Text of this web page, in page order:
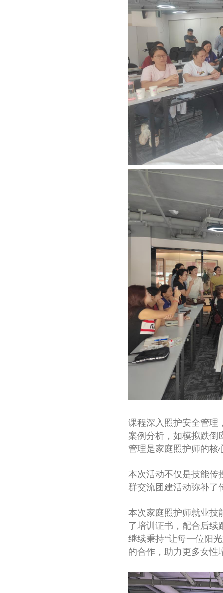
课程深入照护安全管理
案例分析，如模拟跌倒
管理是家庭照护师的核
本次活动不仅是技能传
群交流团建活动弥补了
本次家庭照护师就业技
了培训证书，配合后续
继续秉持“让每一位阳
的合作，助力更多女性